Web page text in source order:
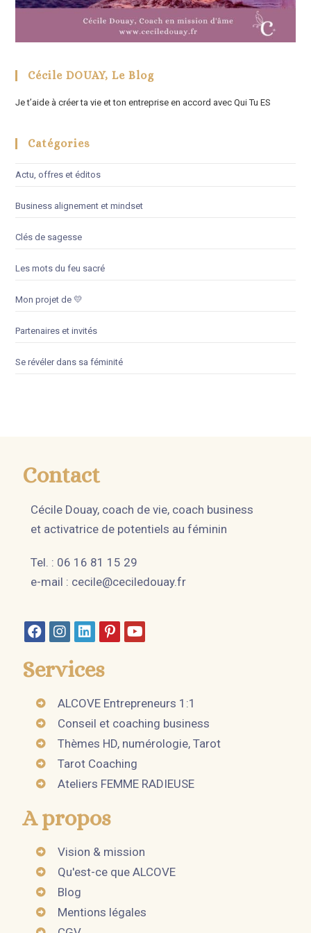
Cécile DOUAY, Le Blog
Je t’aide à créer ta vie et ton entreprise en accord avec Qui Tu ES
Catégories
Actu, offres et éditos
Business alignement et mindset
Clés de sagesse
Les mots du feu sacré
Mon projet de 💛
Partenaires et invités
Se révéler dans sa féminité
Contact
Cécile Douay, coach de vie, coach business
et activatrice de potentiels au féminin
Tel. : 06 16 81 15 29
e-mail : cecile@ceciledouay.fr
Services
ALCOVE Entrepreneurs 1:1
Conseil et coaching business
Thèmes HD, numérologie, Tarot
Tarot Coaching
Ateliers FEMME RADIEUSE
A propos
Vision & mission
Qu'est-ce que ALCOVE
Blog
Mentions légales